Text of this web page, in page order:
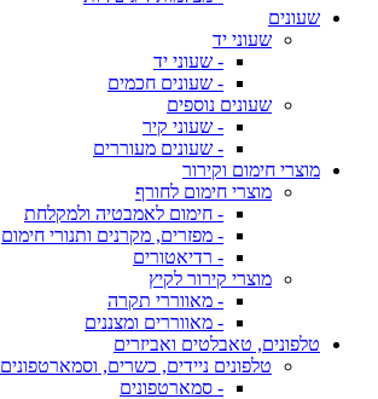
שעונים
שעוני יד
- שעוני יד
- שעונים חכמים
שעונים נוספים
- שעוני קיר
- שעונים מעוררים
מוצרי חימום וקירור
מוצרי חימום לחורף
- חימום לאמבטיה ולמקלחת
- מפזרים, מקרנים ותנורי חימום
- רדיאטורים
מוצרי קירור לקיץ
- מאווררי תקרה
- מאווררים ומצננים
טלפונים, טאבלטים ואביזרים
טלפונים ניידים, כשרים, וסמארטפונים
- סמארטפונים